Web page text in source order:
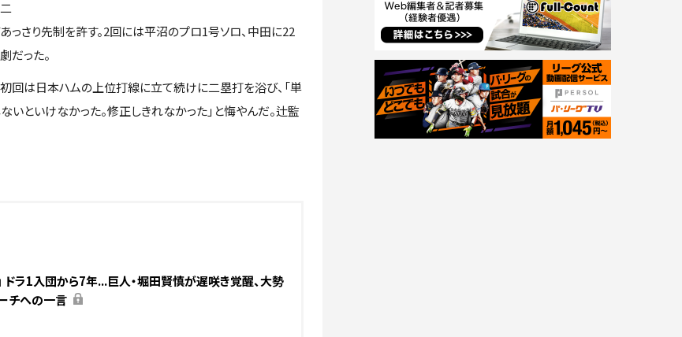
さり先制を許す。2回には平沼のプロ1号ソロ、中田に22
だった。
回は日本ハムの上位打線に立て続けに二塁打を浴び、「単
といけなかった。修正しきれなかった」と悔やんだ。辻監
ドラ1入団から7年...巨人・堀田賢慎が遅咲き覚醒、大勢
チへの一言